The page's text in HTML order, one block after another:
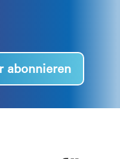
abonnieren